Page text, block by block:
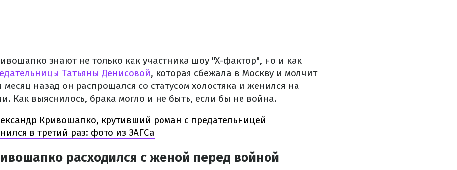
знают не только как участника шоу "Х-фактор", но и как
Татьяны Денисовой, которая сбежала в Москву и молчит
назад он распрощался со статусом холостяка и женился на
Как выяснилось, брака могло и не быть, если бы не война.
Кривошапко, крутивший роман с предательницей
в третий раз: фото из ЗАГСа
расходился с женой перед войной